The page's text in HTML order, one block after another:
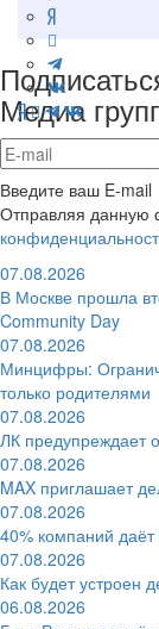
Медиа
Введите ваш E-mail
Отправляя данную
07.08.2026
В Москве прошла
Community Day
07.08.2026
Минцифры:
только родителями
07.08.2026
ЛК предупреждает
07.08.2026
MAX приглашает
07.08.2026
40% компаний даёт
07.08.2026
Как будет устроен
06.08.2026